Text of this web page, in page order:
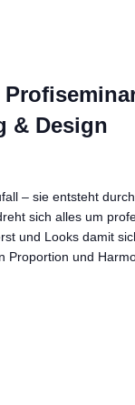
& Design
– sie entsteht
sich alles um
und Looks damit
Proportion und